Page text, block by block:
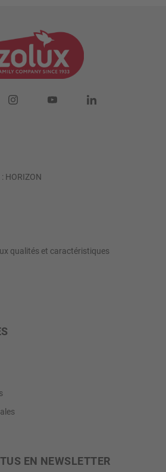
HORIZON
qualités et caractéristiques
EN NEWSLETTER